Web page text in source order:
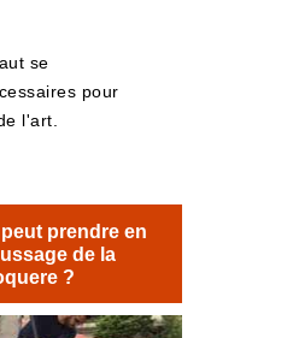
se
pour
l'art.
prendre en
de la
?